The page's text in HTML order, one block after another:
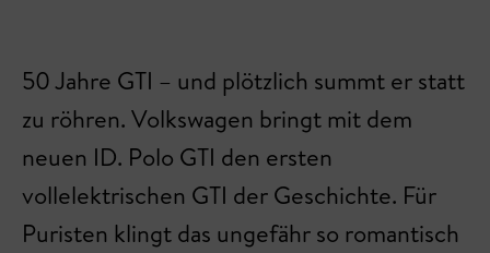
50 Jahre GTI – und plötzlich summt er statt
zu röhren. Volkswagen bringt mit dem
neuen ID. Polo GTI den ersten
vollelektrischen GTI der Geschichte. Für
Puristen klingt das ungefähr so romantisch